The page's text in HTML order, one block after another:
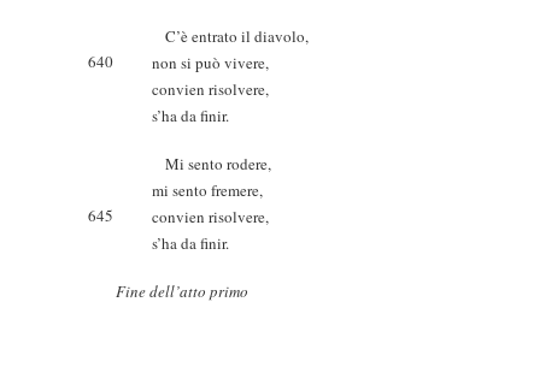
C’è entrato il diavolo,
640
non si può vivere,
convien risolvere,
s’ha da finir.
Mi sento rodere,
mi sento fremere,
645
convien risolvere,
s’ha da finir.
Fine dell’atto primo